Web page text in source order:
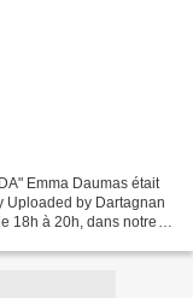
Emma Daumas était
Uploaded by Dartagnan
18h à 20h, dans notre